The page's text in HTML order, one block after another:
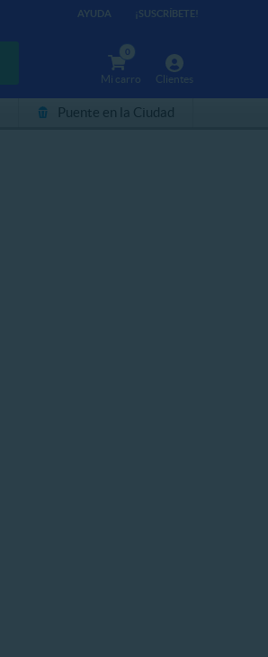
AYUDA ¡SUSCRÍBETE!
Clientes
0
Mi carro
Puente en la Ciudad